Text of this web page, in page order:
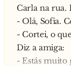
Carla na rua.
- Olá, Sofia.
- Cortei, o
Diz a amiga:
- Estás muito